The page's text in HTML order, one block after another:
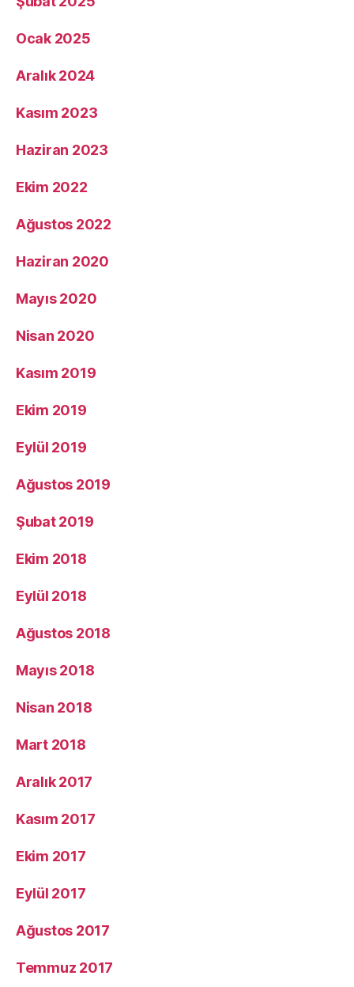
Ocak 2025
Aralık 2024
Kasım 2023
Haziran 2023
Ekim 2022
Ağustos 2022
Haziran 2020
Mayıs 2020
Nisan 2020
Kasım 2019
Ekim 2019
Eylül 2019
Ağustos 2019
Şubat 2019
Ekim 2018
Eylül 2018
Ağustos 2018
Mayıs 2018
Nisan 2018
Mart 2018
Aralık 2017
Kasım 2017
Ekim 2017
Eylül 2017
Ağustos 2017
Temmuz 2017